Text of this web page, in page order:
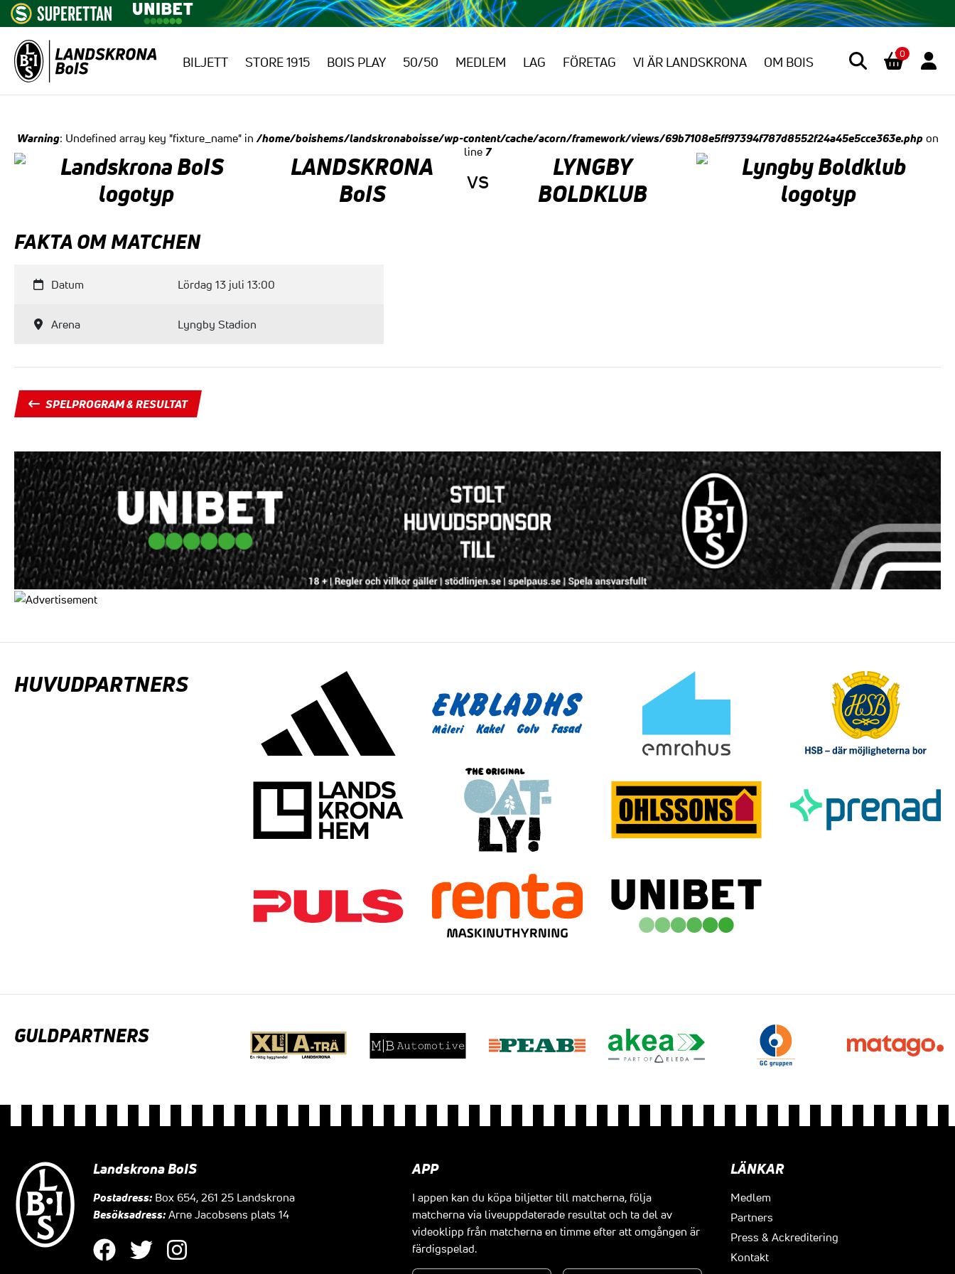
BILJETT STORE 1915 BOIS PLAY 50/50 MEDLEM LAG FÖRETAG VI ÄR LANDSKRONA OM BOIS
0
Warning: Undefined array key "fixture_name" in/home/boishems/landskronaboisse/wp-content/cache/acorn/framework/views/69b7108e5ff97394f787d8552f24a45e5cce363e.phpon
line 7
LANDSKRONA
BoIS
vs
LYNGBY
BOLDKLUB
FAKTA OM MATCHEN
Datum Lördag 13 juli 13:00
Arena Lyngby Stadion
SPELPROGRAM & RESULTAT
HUVUDPARTNERS
GULDPARTNERS
Landskrona BoIS
Postadress:Box 654, 261 25 Landskrona
Besöksadress:Arne Jacobsens plats 14
APP
I appen kan du köpa biljetter till matcherna, följa
matcherna via liveuppdaterade resultat och ta del av
videoklipp från matcherna en timme efter att omgången är
färdigspelad.
LÄNKAR
Medlem
Partners
Press & Ackreditering
Kontakt